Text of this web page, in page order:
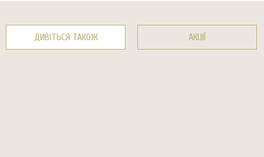
ДИВІТЬСЯ ТАКОЖ АКЦІЇ